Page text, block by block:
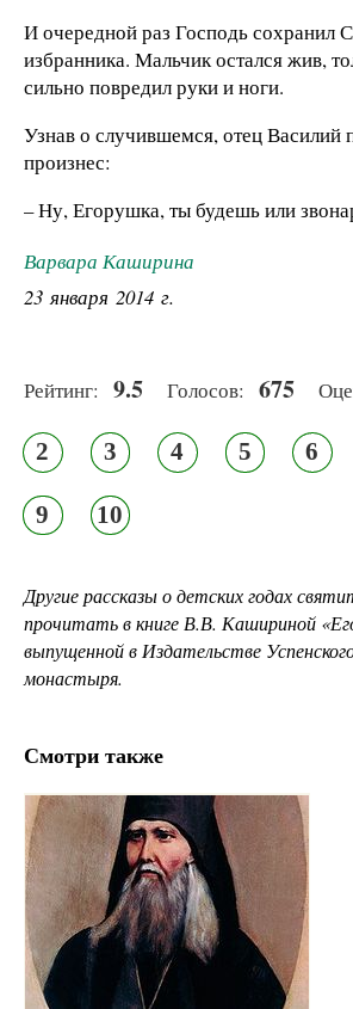
И очередной раз Господь сохранил
избранника. Мальчик остался жив,
сильно повредил руки и ноги.
Узнав о случившемся, отец Василий
произнес:
– Ну, Егорушка, ты будешь или
Варвара Каширина
23 января 2014 г.
Рейтинг: 9.5 Голосов: 675
2 3 4 5 6
9 10
Другие рассказы о детских годах
прочитать в книге В.В. Кашириной
выпущенной в Издательстве
монастыря.
Смотри также